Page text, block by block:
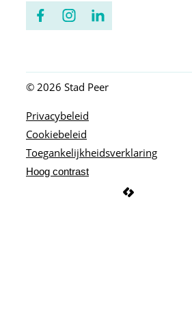
FacebookInstagramLinkedIn
© 2026 Stad Peer
Privacybeleid
Cookiebeleid
Toegankelijkheidsverklaring
Hoog contrast